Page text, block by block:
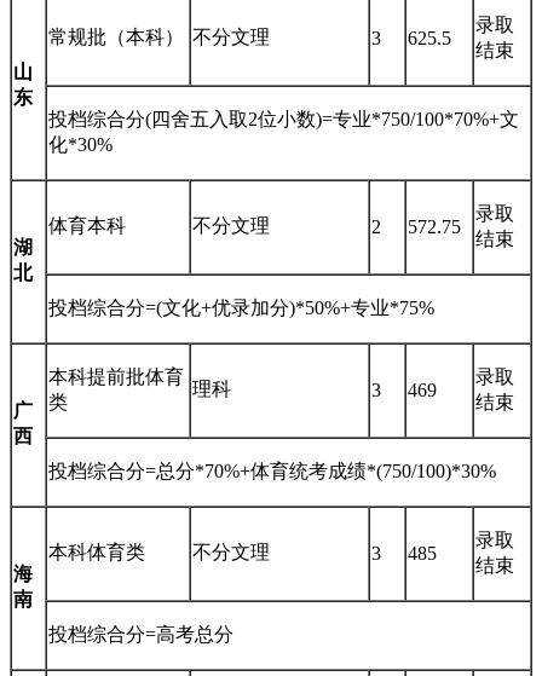
山
东
常规批（本科） 不分文理 3 625.5
录取
结束
投档综合分(四舍五入取2位小数)=专业*750/100*70%+文
化*30%
湖
北
体育本科 不分文理 2 572.75
录取
结束
投档综合分=(文化+优录加分)*50%+专业*75%
广
西
本科提前批体育
类
理科 3 469
录取
结束
投档综合分=总分*70%+体育统考成绩*(750/100)*30%
海
南
本科体育类 不分文理 3 485
录取
结束
投档综合分=高考总分